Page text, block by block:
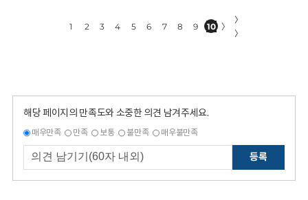
1 2 3 4 5 6 7 8 9 10 〉
〉
〉
해당 페이지의 만족도와 소중한 의견 남겨주세요.
매우만족 만족 보통 불만족 매우불만족
등록